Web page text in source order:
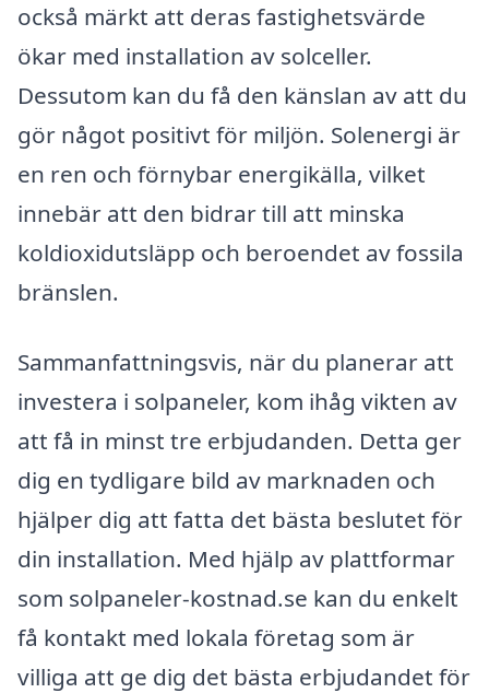
också märkt att deras fastighetsvärde
ökar med installation av solceller.
Dessutom kan du få den känslan av att du
gör något positivt för miljön. Solenergi är
en ren och förnybar energikälla, vilket
innebär att den bidrar till att minska
koldioxidutsläpp och beroendet av fossila
bränslen.
Sammanfattningsvis, när du planerar att
investera i solpaneler, kom ihåg vikten av
att få in minst tre erbjudanden. Detta ger
dig en tydligare bild av marknaden och
hjälper dig att fatta det bästa beslutet för
din installation. Med hjälp av plattformar
som solpaneler-kostnad.se kan du enkelt
få kontakt med lokala företag som är
villiga att ge dig det bästa erbjudandet för